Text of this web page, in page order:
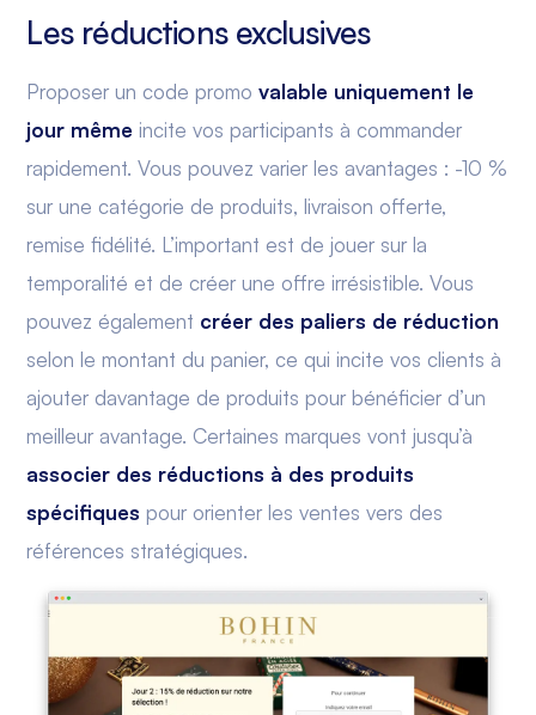
Les réductions exclusives
Proposer un code promovalable uniquement le
jour même incite vos participants à commander
rapidement. Vous pouvez varier les avantages : -10 %
sur une catégorie de produits, livraison offerte,
remise fidélité. L’important est de jouer sur la
temporalité et de créer une offre irrésistible. Vous
pouvez également créer des paliers de réduction
selon le montant du panier, ce qui incite vos clients à
ajouter davantage de produits pour bénéficier d’un
meilleur avantage. Certaines marques vont jusqu’à
associer des réductions à des produits
spécifiques pour orienter les ventes vers des
références stratégiques.